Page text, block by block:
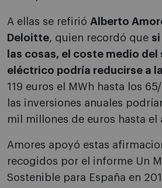
A ellas se refirió Alberto
Deloitte, quien recordó que
las cosas, el coste medio
eléctrico podría reducirse a
119 euros el MWh hasta los
las inversiones anuales
mil millones de euros hasta el
Amores apoyó estas
recogidos por el informe Un
Sostenible para España en